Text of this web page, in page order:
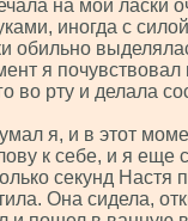
на мои ласки
иногда с
я почувствовал
во рту и делала
я, и в этот
к себе, и я еще
секунд Настя
Она сидела,